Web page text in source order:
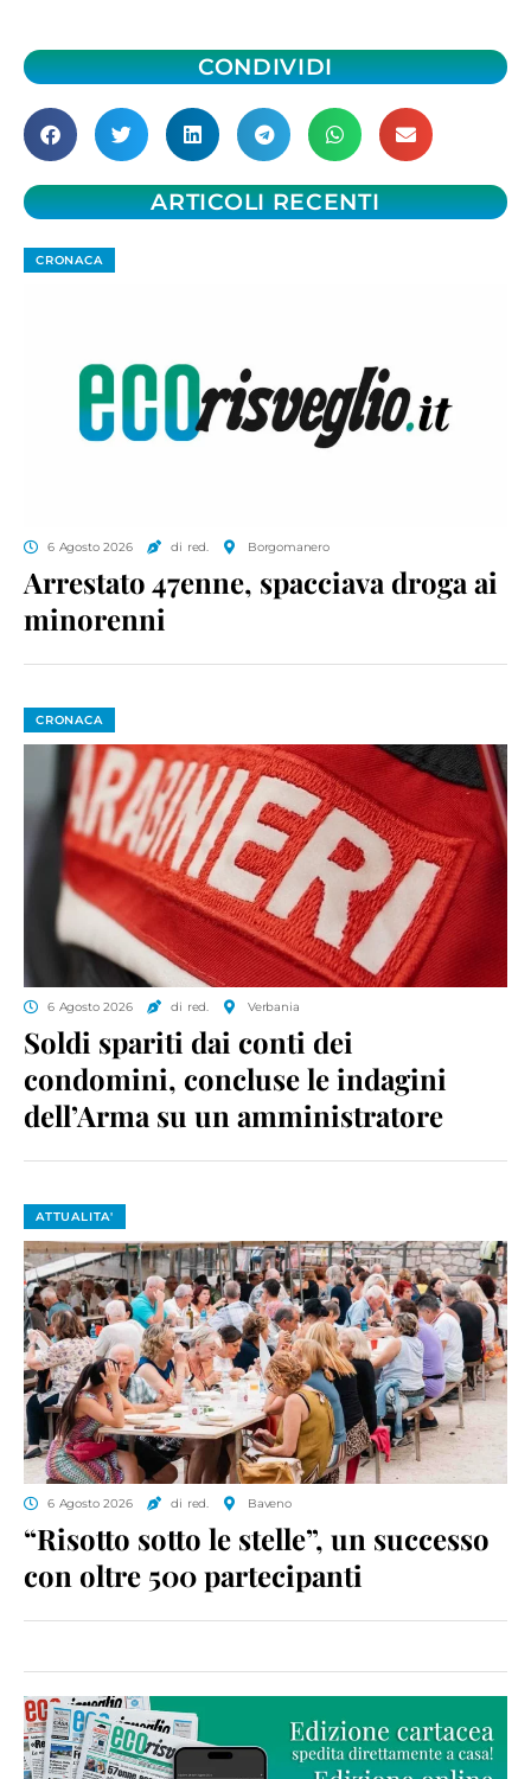
CONDIVIDI
ARTICOLI RECENTI
CRONACA
6 Agosto 2026 di red. Borgomanero
Arrestato 47enne, spacciava droga ai
minorenni
CRONACA
6 Agosto 2026 di red. Verbania
Soldi spariti dai conti dei
condomini, concluse le indagini
dell’Arma su un amministratore
ATTUALITA'
6 Agosto 2026 di red. Baveno
“Risotto sotto le stelle”, un successo
con oltre 500 partecipanti